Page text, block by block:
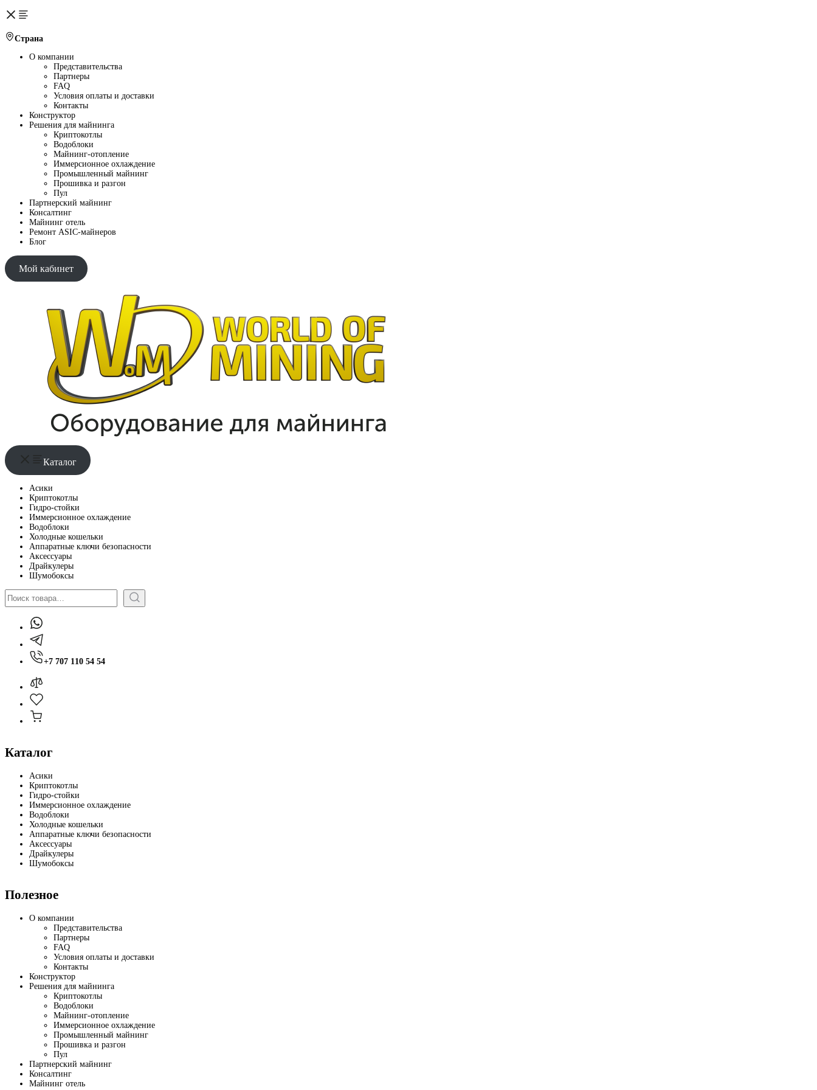
Страна
О компании
Представительства
Партнеры
FAQ
Условия оплаты и доставки
Контакты
Конструктор
Решения для майнинга
Криптокотлы
Водоблоки
Майнинг-отопление
Иммерсионное охлаждение
Промышленный майнинг
Прошивка и разгон
Пул
Партнерский майнинг
Консалтинг
Майнинг отель
Ремонт ASIC-майнеров
Блог
Мой кабинет
Каталог
Асики
Криптокотлы
Гидро-стойки
Иммерсионное охлаждение
Водоблоки
Холодные кошельки
Аппаратные ключи безопасности
Аксессуары
Драйкулеры
Шумобоксы
Поиск
+7 707 110 54 54
Каталог
Асики
Криптокотлы
Гидро-стойки
Иммерсионное охлаждение
Водоблоки
Холодные кошельки
Аппаратные ключи безопасности
Аксессуары
Драйкулеры
Шумобоксы
Полезное
О компании
Представительства
Партнеры
FAQ
Условия оплаты и доставки
Контакты
Конструктор
Решения для майнинга
Криптокотлы
Водоблоки
Майнинг-отопление
Иммерсионное охлаждение
Промышленный майнинг
Прошивка и разгон
Пул
Партнерский майнинг
Консалтинг
Майнинг отель